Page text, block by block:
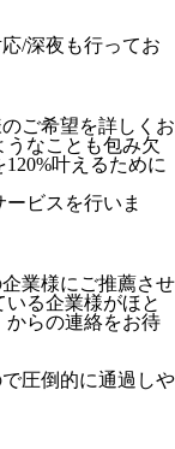
/深夜も行ってお
ご希望を詳しくお
なことも包み欠
叶えるために
ビスを行いま
業様にご推薦させ
る企業様がほと
からの連絡をお待
圧倒的に通過しや